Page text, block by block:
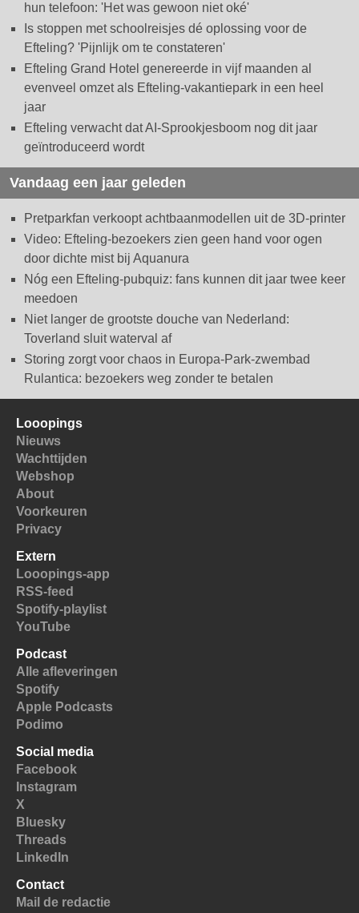
hun telefoon: 'Het was gewoon niet oké'
Is stoppen met schoolreisjes dé oplossing voor de
Efteling? 'Pijnlijk om te constateren'
Efteling Grand Hotel genereerde in vijf maanden al
evenveel omzet als Efteling-vakantiepark in een heel
jaar
Efteling verwacht dat AI-Sprookjesboom nog dit jaar
geïntroduceerd wordt
Vandaag een jaar geleden
Pretparkfan verkoopt achtbaanmodellen uit de 3D-printer
Video: Efteling-bezoekers zien geen hand voor ogen
door dichte mist bij Aquanura
Nóg een Efteling-pubquiz: fans kunnen dit jaar twee keer
meedoen
Niet langer de grootste douche van Nederland:
Toverland sluit waterval af
Storing zorgt voor chaos in Europa-Park-zwembad
Rulantica: bezoekers weg zonder te betalen
Looopings
Nieuws
Wachttijden
Webshop
About
Voorkeuren
Privacy
Extern
Looopings-app
RSS-feed
Spotify-playlist
YouTube
Podcast
Alle afleveringen
Spotify
Apple Podcasts
Podimo
Social media
Facebook
Instagram
X
Bluesky
Threads
LinkedIn
Contact
Mail de redactie